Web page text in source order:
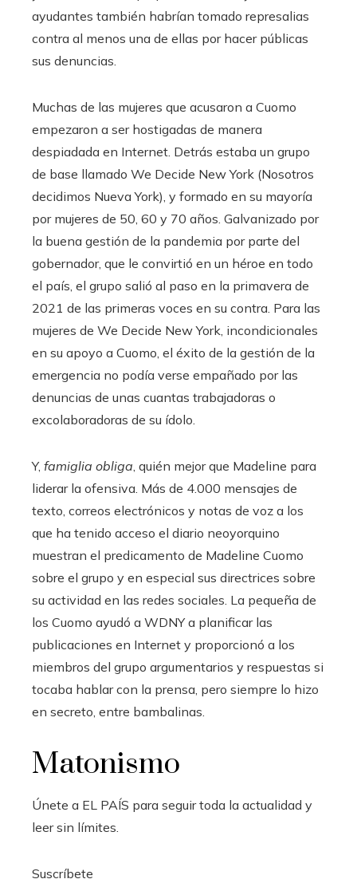
ayudantes también habrían tomado represalias
contra al menos una de ellas por hacer públicas
sus denuncias.
Muchas de las mujeres que acusaron a Cuomo
empezaron a ser hostigadas de manera
despiadada en Internet. Detrás estaba un grupo
de base llamado We Decide New York (Nosotros
decidimos Nueva York), y formado en su mayoría
por mujeres de 50, 60 y 70 años. Galvanizado por
la buena gestión de la pandemia por parte del
gobernador, que le convirtió en un héroe en todo
el país, el grupo salió al paso en la primavera de
2021 de las primeras voces en su contra. Para las
mujeres de We Decide New York, incondicionales
en su apoyo a Cuomo, el éxito de la gestión de la
emergencia no podía verse empañado por las
denuncias de unas cuantas trabajadoras o
excolaboradoras de su ídolo.
Y, famiglia obliga, quién mejor que Madeline para
liderar la ofensiva. Más de 4.000 mensajes de
texto, correos electrónicos y notas de voz a los
que ha tenido acceso el diario neoyorquino
muestran el predicamento de Madeline Cuomo
sobre el grupo y en especial sus directrices sobre
su actividad en las redes sociales. La pequeña de
los Cuomo ayudó a WDNY a planificar las
publicaciones en Internet y proporcionó a los
miembros del grupo argumentarios y respuestas si
tocaba hablar con la prensa, pero siempre lo hizo
en secreto, entre bambalinas.
Matonismo
Únete a EL PAÍS para seguir toda la actualidad y
leer sin límites.
Suscríbete